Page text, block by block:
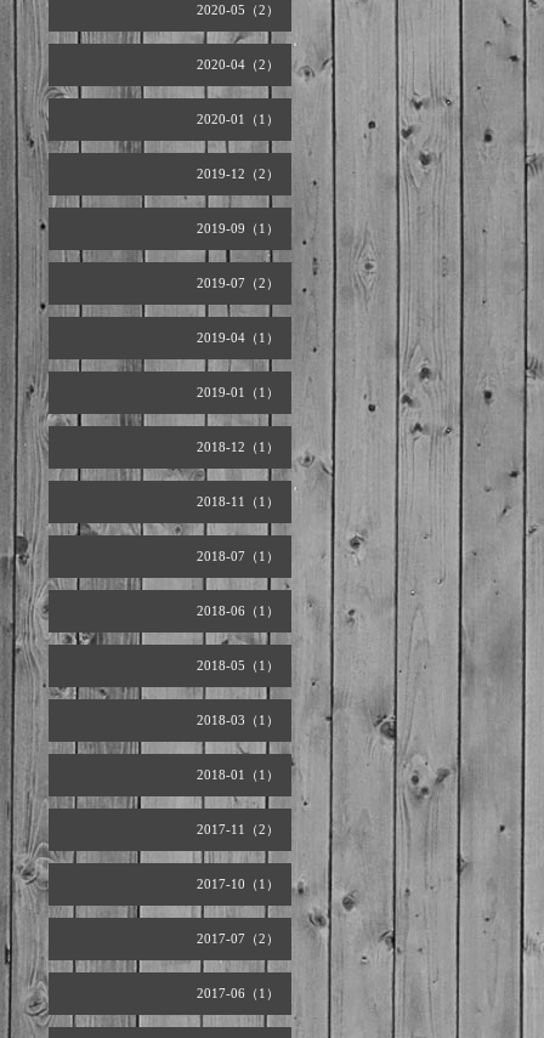
2020-05（2）
2020-04（2）
2020-01（1）
2019-12（2）
2019-09（1）
2019-07（2）
2019-04（1）
2019-01（1）
2018-12（1）
2018-11（1）
2018-07（1）
2018-06（1）
2018-05（1）
2018-03（1）
2018-01（1）
2017-11（2）
2017-10（1）
2017-07（2）
2017-06（1）